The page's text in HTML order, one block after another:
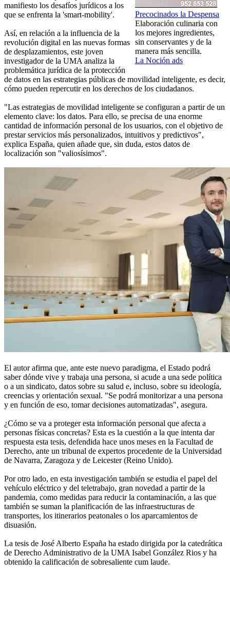
Precocinados la Despensa
Elaboración culinaria con
los mejores ingredientes,
sin conservantes y de la
manera más sencilla.
La Noción ads
manifiesto los desafíos jurídicos a los
que se enfrenta la 'smart-mobility'.
Así, en relación a la influencia de la
revolución digital en las nuevas formas
de desplazamientos, este joven
investigador de la UMA analiza la
problemática jurídica de la protección
de datos en las estrategias públicas de movilidad inteligente, es decir,
cómo pueden repercutir en los derechos de los ciudadanos.
"Las estrategias de movilidad inteligente se configuran a partir de un
elemento clave: los datos. Para ello, se precisa de una enorme
cantidad de información personal de los usuarios, con el objetivo de
prestar servicios más personalizados, intuitivos y predictivos",
explica España, quien añade que, sin duda, estos datos de
localización son "valiosísimos".
El autor afirma que, ante este nuevo paradigma, el Estado podrá
saber dónde vive y trabaja una persona, si acude a una sede política
o a un sindicato, datos sobre su salud e, incluso, sobre su ideología,
creencias y orientación sexual. "Se podrá monitorizar a una persona
y en función de eso, tomar decisiones automatizadas", asegura.
¿Cómo se va a proteger esta información personal que afecta a
personas físicas concretas? Esta es la cuestión a la que intenta dar
respuesta esta tesis, defendida hace unos meses en la Facultad de
Derecho, ante un tribunal de expertos procedente de la Universidad
de Navarra, Zaragoza y de Leicester (Reino Unido).
Por otro lado, en esta investigación también se estudia el papel del
vehículo eléctrico y del teletrabajo, gran novedad a partir de la
pandemia, como medidas para reducir la contaminación, a las que
también se suman la planificación de las infraestructuras de
transportes, los itinerarios peatonales o los aparcamientos de
disuasión.
La tesis de José Alberto España ha estado dirigida por la catedrática
de Derecho Administrativo de la UMA Isabel González Rios y ha
obtenido la calificación de sobresaliente cum laude.